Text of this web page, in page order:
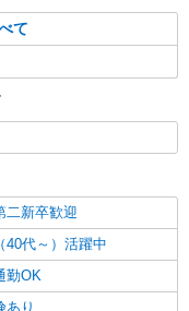
て
二新卒歓迎
40代～）活躍中
勤OK
あり